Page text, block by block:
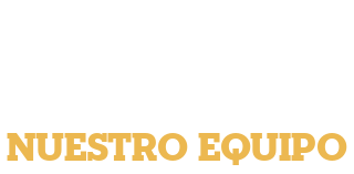
NUESTRO EQUIPO